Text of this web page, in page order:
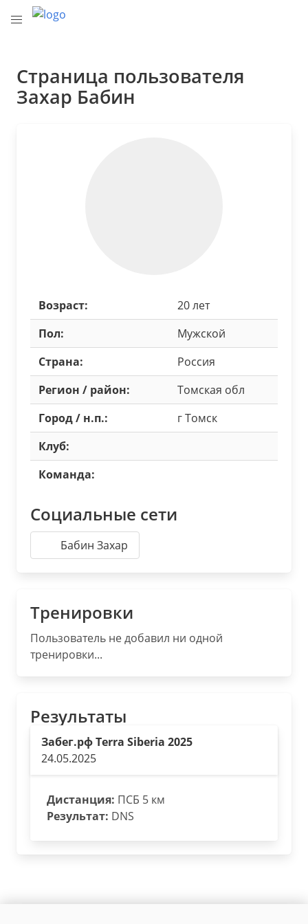
Страница пользователя
Захар Бабин
Возраст:
20 лет
Пол:
Мужской
Страна:
Россия
Регион / район:
Томская обл
Город / н.п.:
г Томск
Клуб:
Команда:
Социальные сети
Бабин Захар
Тренировки
Пользователь не добавил ни одной
тренировки...
Результаты
Забег.рф Terra Siberia 2025
24.05.2025
Дистанция: ПСБ 5 км
Результат: DNS